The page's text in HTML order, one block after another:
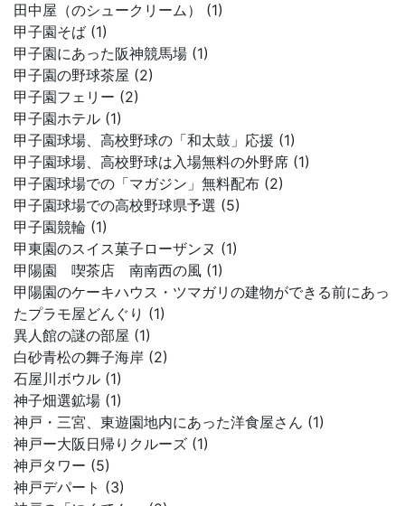
田中屋（のシュークリーム） (1)
甲子園そば (1)
甲子園にあった阪神競馬場 (1)
甲子園の野球茶屋 (2)
甲子園フェリー (2)
甲子園ホテル (1)
甲子園球場、高校野球の「和太鼓」応援 (1)
甲子園球場、高校野球は入場無料の外野席 (1)
甲子園球場での「マガジン」無料配布 (2)
甲子園球場での高校野球県予選 (5)
甲子園競輪 (1)
甲東園のスイス菓子ローザンヌ (1)
甲陽園 喫茶店 南南西の風 (1)
甲陽園のケーキハウス・ツマガリの建物ができる前にあっ
たプラモ屋どんぐり (1)
異人館の謎の部屋 (1)
白砂青松の舞子海岸 (2)
石屋川ボウル (1)
神子畑選鉱場 (1)
神戸・三宮、東遊園地内にあった洋食屋さん (1)
神戸ー大阪日帰りクルーズ (1)
神戸タワー (5)
神戸デパート (3)